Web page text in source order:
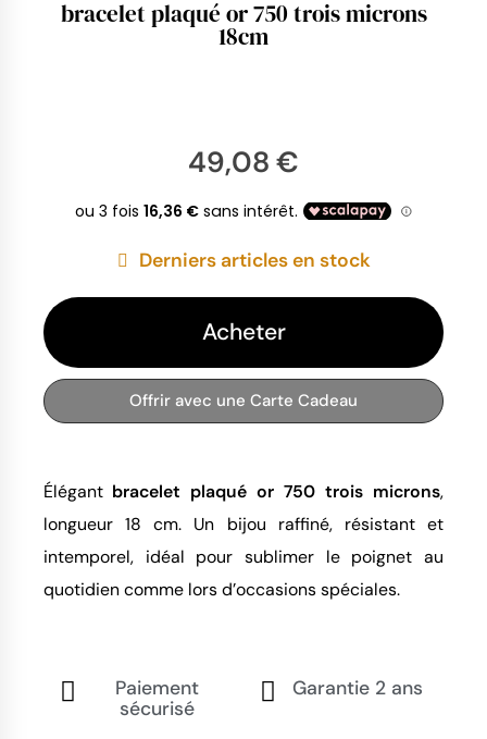
bracelet plaqué or 750 trois microns
18cm
49,08 €
Derniers articles en stock
Acheter
Offrir avec une Carte Cadeau
Élégant bracelet plaqué or 750 trois microns,
longueur 18 cm. Un bijou raffiné, résistant et
intemporel, idéal pour sublimer le poignet au
quotidien comme lors d’occasions spéciales.
Paiement
sécurisé
Garantie 2 ans